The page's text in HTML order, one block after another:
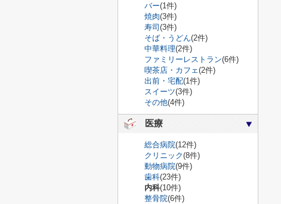
バー(1件)
焼肉(3件)
寿司 (3件)
そば・うどん(2件)
中華料理(2件)
ファミリーレストラン(6件)
喫茶店・カフェ(2件)
出前・宅配(1件)
スイーツ(3件)
その他(4件)
医療
総合病院(12件)
クリニック(8件)
動物病院(9件)
歯科(23件)
内科(10件)
整骨院(6件)